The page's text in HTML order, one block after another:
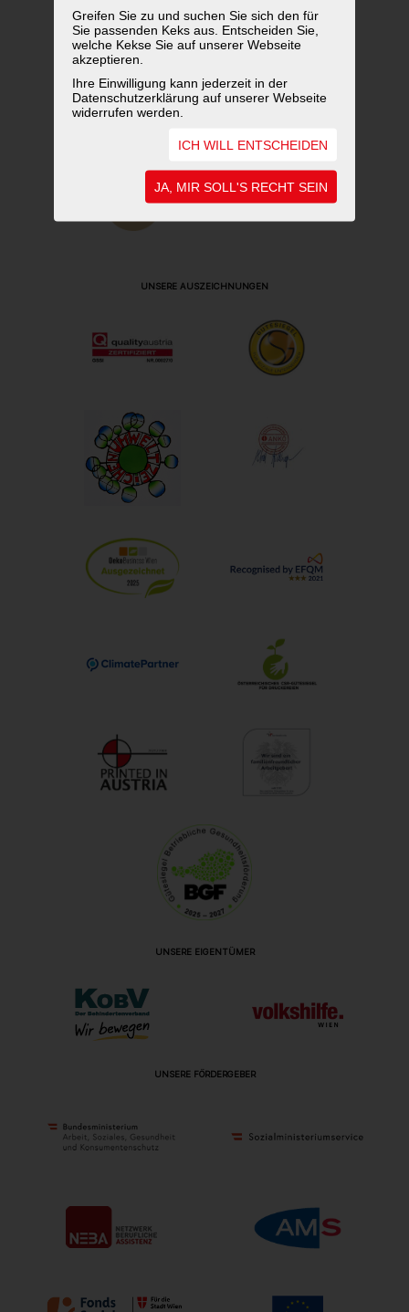
Greifen Sie zu und suchen Sie sich den für
Sie passenden Keks aus. Entscheiden Sie,
welche Kekse Sie auf unserer Webseite
akzeptieren.
Ihre Einwilligung kann jederzeit in der
Datenschutzerklärung auf unserer Webseite
widerrufen werden.
ICH WILL ENTSCHEIDEN
JA, MIR SOLL'S RECHT SEIN
UNSERE AUSZEICHNUNGEN
UNSERE EIGENTÜMER
UNSERE FÖRDERGEBER